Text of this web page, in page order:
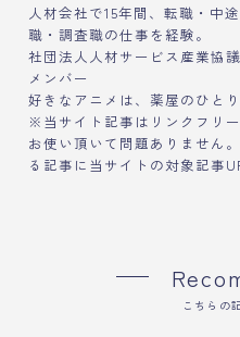
人材会社で15年間、転職・中
職・調査職の仕事を経験。
社団法人人材サービス産業協
メンバー
好きなアニメは、薬屋のひとり
※当サイト記事はリンクフリ
お使い頂いて問題ありません
る記事に当サイトの対象記事
こちらの